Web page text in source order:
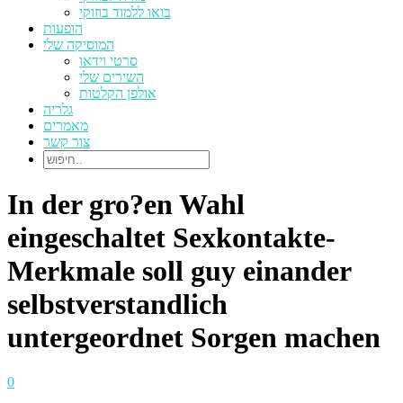
בואו ללמוד בוזוקי
הופעות
המוסיקה שלי
סרטי וידאו
השירים שלי
אולפן הקלטות
גלריה
מאמרים
צור קשר
In der gro?en Wahl
eingeschaltet Sexkontakte-
Merkmale soll guy einander
selbstverstandlich
untergeordnet Sorgen machen
0